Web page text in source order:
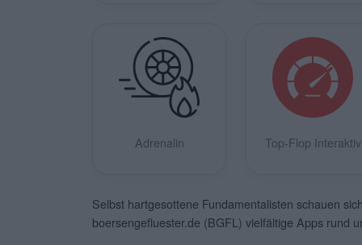
Adrenalin Top-Flop Interaktiv
Selbst hartgesottene Fundamentalisten schauen
boersengefluester.de (BGFL) vielfältige Apps rund